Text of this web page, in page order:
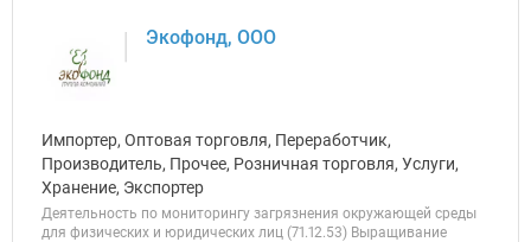
Экофонд, ООО
Импортер, Оптовая торговля, Переработчик,
Производитель, Прочее, Розничная торговля, Услуги,
Хранение, Экспортер
Деятельность по мониторингу загрязнения окружающей среды
для физических и юридических лиц (71.12.53) Выращивание